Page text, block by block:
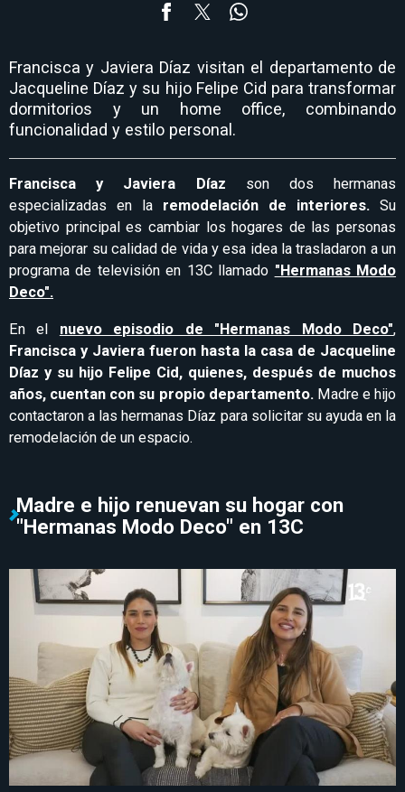
Francisca y Javiera Díaz visitan el departamento de
Jacqueline Díaz y su hijo Felipe Cid para transformar
dormitorios y un home office, combinando
funcionalidad y estilo personal.
Francisca y Javiera Díaz son dos hermanas
especializadas en la remodelación de interiores. Su
objetivo principal es cambiar los hogares de las personas
para mejorar su calidad de vida y esa idea la trasladaron a un
programa de televisión en 13C llamado "Hermanas Modo
Deco".
En el nuevo episodio de "Hermanas Modo Deco",
Francisca y Javiera fueron hasta la casa de Jacqueline
Díaz y su hijo Felipe Cid, quienes, después de muchos
años, cuentan con su propio departamento. Madre e hijo
contactaron a las hermanas Díaz para solicitar su ayuda en la
remodelación de un espacio.
Madre e hijo renuevan su hogar con
"Hermanas Modo Deco" en 13C